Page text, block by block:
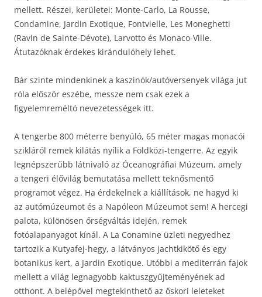
mellett. Részei, kerületei: Monte-Carlo, La Rousse,
Condamine, Jardin Exotique, Fontvielle, Les Moneghetti
(Ravin de Sainte-Dévote), Larvotto és Monaco-Ville.
Átutazóknak érdekes kirándulóhely lehet.
Bár szinte mindenkinek a kaszinók/autóversenyek világa jut
róla először eszébe, messze nem csak ezek a
figyelemreméltó nevezetességek itt.
A tengerbe 800 méterre benyúló, 65 méter magas monacói
szikláról remek kilátás nyílik a Földközi-tengerre. Az egyik
legnépszerűbb látnivaló az Óceanográfiai Múzeum, amely
a tengeri élővilág bemutatása mellett teknősmentő
programot végez. Ha érdekelnek a kiállítások, ne hagyd ki
az autómúzeumot és a Napóleon Múzeumot sem! A hercegi
palota, különösen őrségváltás idején, remek
fotóalapanyagot kínál. A La Conamine üzleti negyedhez
tartozik a Kutyafej-hegy, a látványos jachtkikötő és egy
botanikus kert, a Jardin Exotique. Utóbbi a mediterrán fajok
mellett a világ legnagyobb kaktuszgyűjteményének ad
otthont. A belépővel megtekinthető az őskori leleteket